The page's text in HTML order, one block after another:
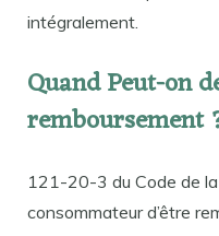
intégralement.
Quand Peut-on
remboursement
121-20-3 du Code de
consommateur d’être